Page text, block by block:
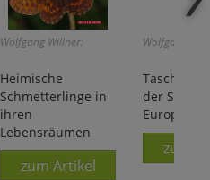
Wolfgang Willner:
Heimische
Schmetterlinge in
ihren
Lebensräumen
zum Artikel
Wolfgang
der
Europas
zum